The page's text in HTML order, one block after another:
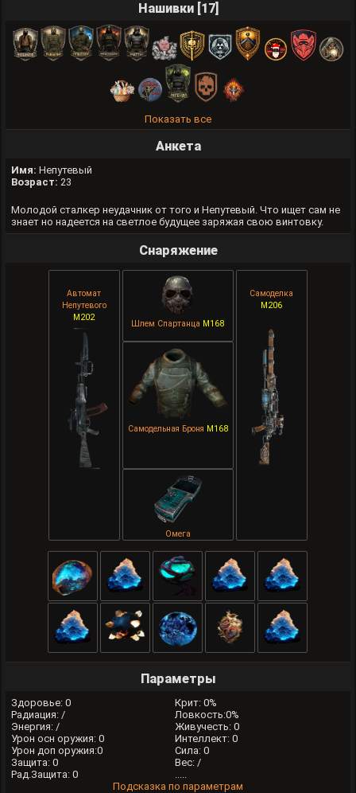
Нашивки [17]
Показать все
Анкета
Имя: Непутевый
Возраст: 23
Молодой сталкер неудачник от того и Непутевый. Что ищет сам не
знает но надеется на светлое будущее заряжая свою винтовку.
Снаряжение
Автомат
Непутевого
M202
Шлем Спартанца M168
Самодельная Броня M168
Омега
Самоделка
M206
Параметры
Здоровье: 0
Радиация: /
Энергия: /
Урон осн оружия: 0
Урон доп оружия:0
Защита: 0
Рад.Защита: 0
Крит: 0%
Ловкость:0%
Живучесть: 0
Интеллект: 0
Сила: 0
Вес: /
Подсказка по параметрам